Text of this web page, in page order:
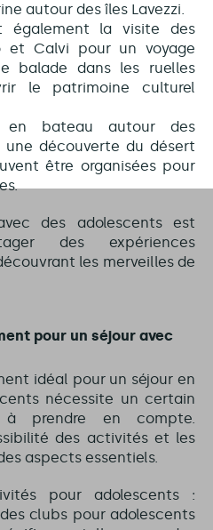
autour des îles Lavezzi.
également la visite des
et Calvi pour un voyage
balade dans les ruelles
le patrimoine culturel
en bateau autour des
découverte du désert
être organisées pour
des adolescents est
des expériences
les merveilles de
pour un séjour avec
idéal pour un séjour en
nécessite un certain
prendre en compte.
des activités et les
aspects essentiels.
pour adolescents :
clubs pour adolescents